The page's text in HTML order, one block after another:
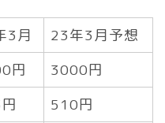
3月
23年3月予想
円
3000円
510円